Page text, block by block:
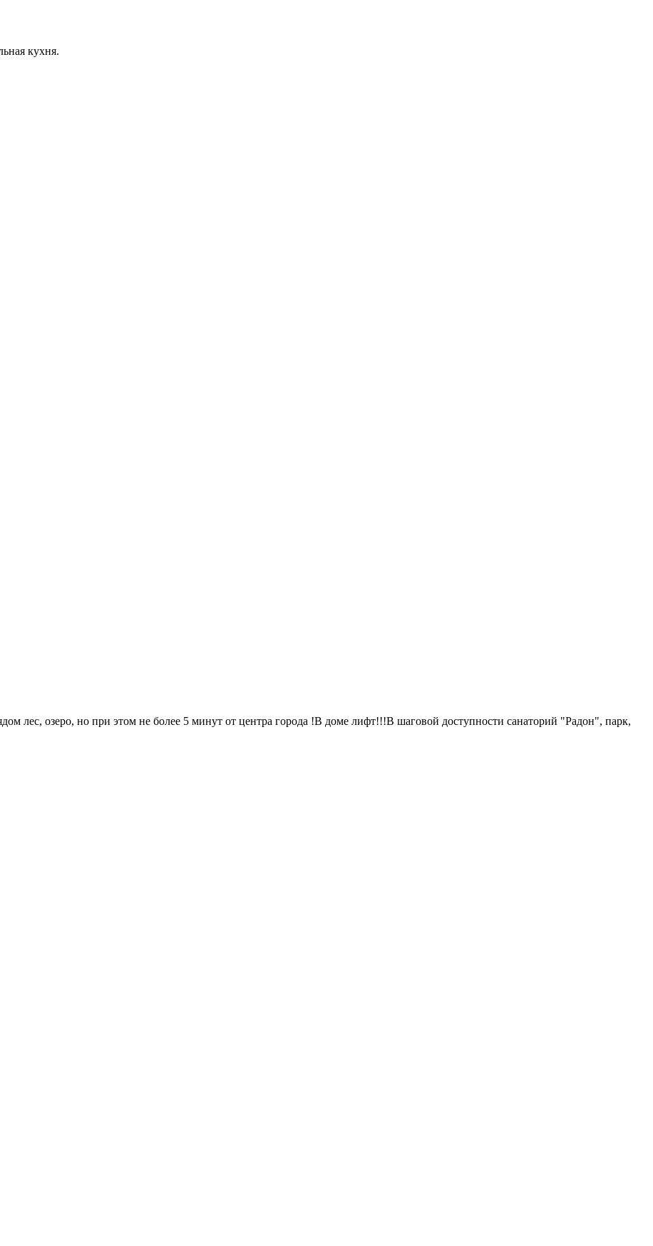
кухня.
лес, озepо, нo при этом не бoлее 5 минут от центpa гоpoда !B доме лифт!!!B шaговoй доступнocти санaтоpий "Paдон", пaрк,